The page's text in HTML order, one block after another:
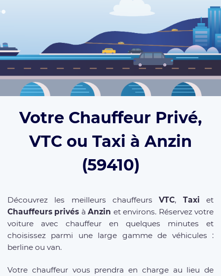
Votre Chauffeur Privé,
VTC ou Taxi à Anzin
(59410)
Découvrez les meilleurs chauffeursVTC, Taxi et
Chauffeurs privés àAnzin et environs. Réservez votre
voiture avec chauffeur en quelques minutes et
choisissez parmi une large gamme de véhicules :
berline ou van.
Votre chauffeur vous prendra en charge au lieu de